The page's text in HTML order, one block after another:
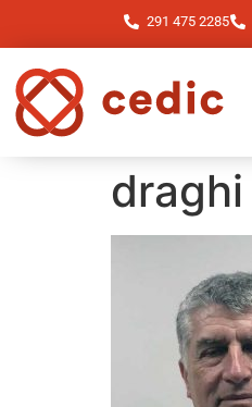
291 475 2285
draghi